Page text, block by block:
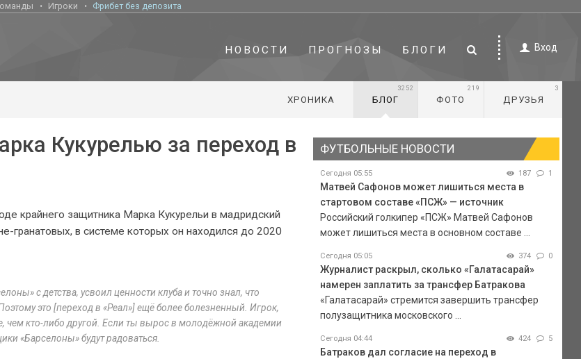
Игроки Фрибет без депозита
НОВОСТИ ПРОГНОЗЫ БЛОГИ Вход
ХРОНИКА БЛОГ
3252
ФОТО
219
ДРУЗЬЯ
3
Кукурелью за переход в
крайнего защитника Марка Кукурельи в мадридский
гранатовых, в системе которых он находился до 2020
с детства, усвоил ценности клуба и точно знал, что
это [переход в «Реал»] ещё более болезненный. Игрок,
чем кто-либо другой. Если ты вырос в молодёжной академии
«Барселоны» будут радоваться.
ФУТБОЛЬНЫЕ НОВОСТИ
Сегодня 05:55 187 1
Матвей Сафонов может лишиться места в
стартовом составе «ПСЖ» — источник
Российский голкипер «ПСЖ» Матвей Сафонов
может лишиться места в основном составе ...
Сегодня 05:05 374 0
Журналист раскрыл, сколько «Галатасарай»
намерен заплатить за трансфер Батракова
«Галатасарай» стремится завершить трансфер
полузащитника московского ...
Сегодня 04:44 424 5
Батраков дал согласие на переход в